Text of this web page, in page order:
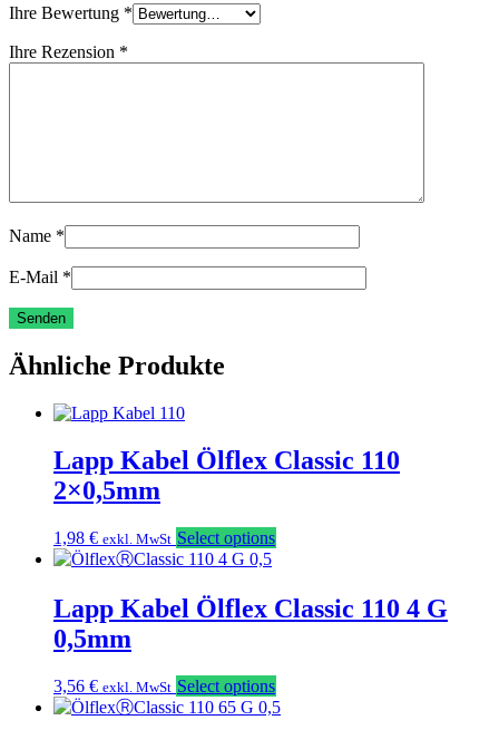
Ihre Bewertung *
Ihre Rezension *
Name *
E-Mail *
Ähnliche Produkte
Lapp Kabel Ölflex Classic 110
2×0,5mm
1,98 € exkl. MwSt Select options
Lapp Kabel Ölflex Classic 110 4 G
0,5mm
3,56 € exkl. MwSt Select options